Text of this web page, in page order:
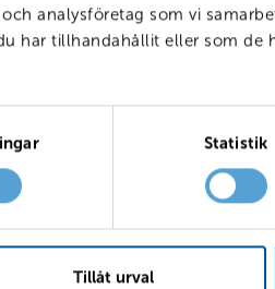
analysföretag som vi
har tillhandahållit eller som de
Statistik
Tillåt urval